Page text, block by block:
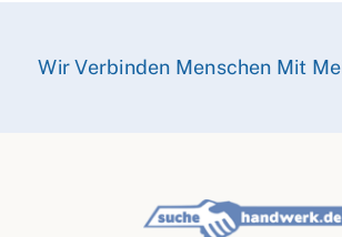
Wir Verbinden Menschen Mit